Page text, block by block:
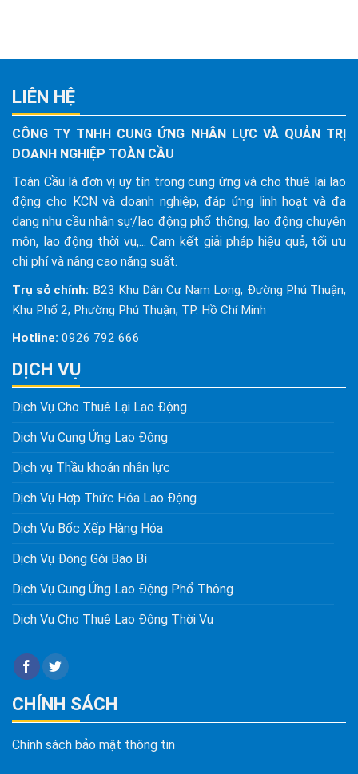
LIÊN HỆ
CÔNG TY TNHH CUNG ỨNG NHÂN LỰC VÀ QUẢN TRỊ
DOANH NGHIỆP TOÀN CẦU
Toàn Cầu là đơn vị uy tín trong cung ứng và cho thuê lại lao
động cho KCN và doanh nghiệp, đáp ứng linh hoạt và đa
dạng nhu cầu nhân sự/lao động phổ thông, lao động chuyên
môn, lao động thời vụ,... Cam kết giải pháp hiệu quả, tối ưu
chi phí và nâng cao năng suất.
Trụ sở chính: B23 Khu Dân Cư Nam Long, Đường Phú Thuận,
Khu Phố 2, Phường Phú Thuận, TP. Hồ Chí Minh
Hotline: 0926 792 666
DỊCH VỤ
Dịch Vụ Cho Thuê Lại Lao Động
Dịch Vụ Cung Ứng Lao Động
Dịch vụ Thầu khoán nhân lực
Dịch Vụ Hợp Thức Hóa Lao Động
Dịch Vụ Bốc Xếp Hàng Hóa
Dịch Vụ Đóng Gói Bao Bì
Dịch Vụ Cung Ứng Lao Động Phổ Thông
Dịch Vụ Cho Thuê Lao Động Thời Vụ
CHÍNH SÁCH
Chính sách bảo mật thông tin